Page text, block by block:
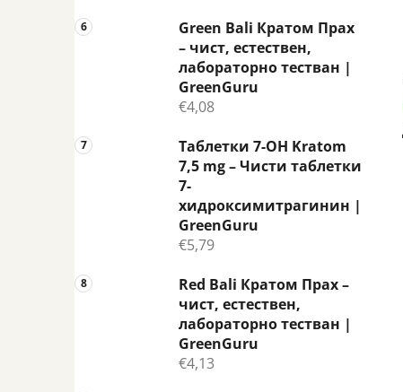
Green Bali Кратом Прах
– чист, естествен,
лабораторно тестван |
GreenGuru
€4,08
Таблетки 7-OH Kratom
7,5 mg – Чисти таблетки
7-
хидроксимитрагинин |
GreenGuru
€5,79
Red Bali Кратом Прах –
чист, естествен,
лабораторно тестван |
GreenGuru
€4,13